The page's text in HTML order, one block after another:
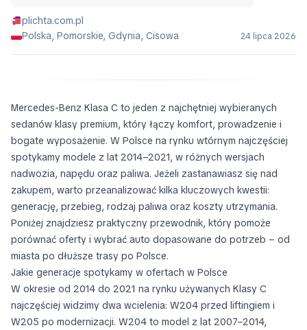
plichta.com.pl
Polska, Pomorskie, Gdynia, Cisowa
24 lipca 2026
Mercedes-Benz Klasa C to jeden z najchętniej wybieranych
sedanów klasy premium, który łączy komfort, prowadzenie i
bogate wyposażenie. W Polsce na rynku wtórnym najczęściej
spotykamy modele z lat 2014–2021, w różnych wersjach
nadwozia, napędu oraz paliwa. Jeżeli zastanawiasz się nad
zakupem, warto przeanalizować kilka kluczowych kwestii:
generację, przebieg, rodzaj paliwa oraz koszty utrzymania.
Poniżej znajdziesz praktyczny przewodnik, który pomoże
porównać oferty i wybrać auto dopasowane do potrzeb – od
miasta po dłuższe trasy po Polsce.
Jakie generacje spotykamy w ofertach w Polsce
W okresie od 2014 do 2021 na rynku używanych Klasy C
najczęściej widzimy dwa wcielenia: W204 przed liftingiem i
W205 po modernizacji. W204 to model z lat 2007–2014,